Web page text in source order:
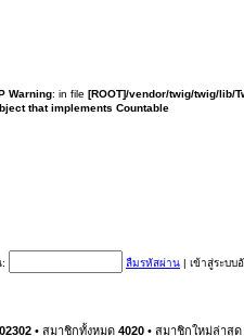
Warning: in file [ROOT]/vendor/twig/twig/lib/
that implements Countable
ลืมรหัสผ่าน | เข้าสู่ระบ
• สมาชิกทั้งหมด 4020 • สมาชิกใหม่ล่าสุด